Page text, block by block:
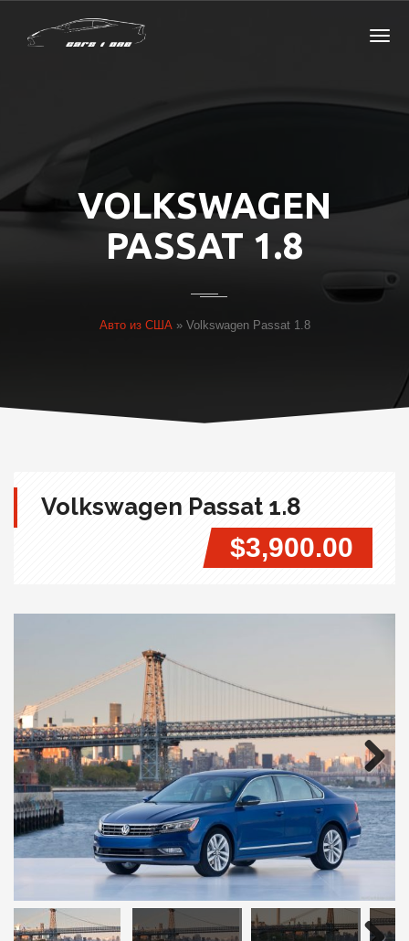
VOLKSWAGEN
PASSAT 1.8
Авто из США» Volkswagen Passat 1.8
Volkswagen Passat 1.8
$3,900.00
Next